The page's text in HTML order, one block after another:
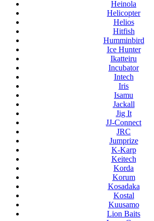
Heinola
Helicopter
Helios
Hitfish
Humminbird
Ice Hunter
Ikatteiru
Incubator
Intech
Iris
Isamu
Jackall
Jig It
JJ-Connect
JRC
Jumprize
K-Karp
Keitech
Korda
Korum
Kosadaka
Kostal
Kuusamo
Lion Baits